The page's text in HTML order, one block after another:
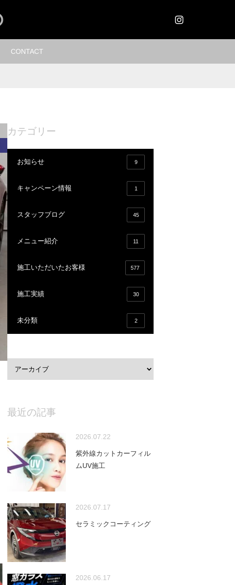
CONTACT
カテゴリー
お知らせ 9
キャンペーン情報 1
スタッフブログ 45
メニュー紹介 11
施工いただいたお客様 577
施工実績 30
未分類 2
最近の記事
2026.07.22
紫外線カットカーフィル
ムUV施工
2026.07.17
セラミックコーティング
2026.06.17